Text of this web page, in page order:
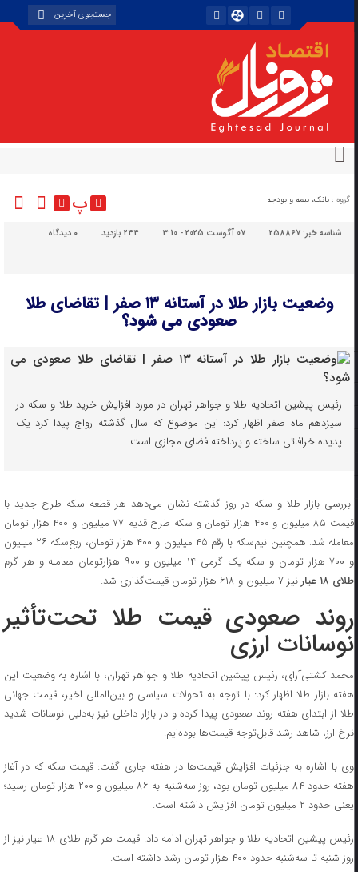
گروه : بانک، بیمه و بودجه پ
شناسه خبر:258867 07 آگوست 2025 - 3:10 244 بازدید دیدگاه
وضعیت بازار طلا در آستانه ۱۳ صفر | تقاضای طلا
صعودی می شود؟
رئیس پیشین اتحادیه طلا و جواهر تهران در مورد افزایش خرید طلا و سکه در
سیزدهم ماه صفر اظهار کرد: این موضوع که سال گذشته رواج پیدا کرد یک
پدیده خرافاتی ساخته و پرداخته فضای مجازی است.
بررسی بازار طلا و سکه در روز گذشته نشان می‌دهد هر قطعه سکه طرح جدید با
قیمت ۸۵ میلیون و ۴۰۰ هزار تومان و سکه طرح قدیم ۷۷ میلیون و ۴۰۰ هزار تومان
معامله شد. همچنین نیم‌سکه با رقم ۴۵ میلیون و ۴۰۰ هزار تومان، ربع‌سکه ۲۶ میلیون
و ۷۰۰ هزار تومان و سکه یک گرمی ۱۴ میلیون و ۹۰۰ هزارتومان معامله و هر گرم
طلای ۱۸ عیار
نیز ۷ میلیون و ۶۱۸ هزار تومان قیمت‌گذاری شد.
روند صعودی قیمت طلا تحت‌تأثیر
نوسانات ارزی
محمد کشتی‌آرای، رئیس پیشین اتحادیه طلا و جواهر تهران، با اشاره به وضعیت این
هفته بازار طلا اظهار کرد: با توجه به تحولات سیاسی و بین‌المللی اخیر، قیمت جهانی
طلا از ابتدای هفته روند صعودی پیدا کرده و در بازار داخلی نیز به‌دلیل نوسانات شدید
نرخ ارز، شاهد رشد قابل‌توجه قیمت‌ها بوده‌ایم.
وی با اشاره به جزئیات افزایش قیمت‌ها در هفته جاری گفت: قیمت سکه که در آغاز
هفته حدود ۸۴ میلیون تومان بود، روز سه‌شنبه به ۸۶ میلیون و ۲۰۰ هزار تومان رسید؛
یعنی حدود ۲ میلیون تومان افزایش داشته است.
رئیس پیشین اتحادیه طلا و جواهر تهران ادامه داد: قیمت هر گرم طلای ۱۸ عیار نیز از
روز شنبه تا سه‌شنبه حدود ۴۰۰ هزار تومان رشد داشته است.